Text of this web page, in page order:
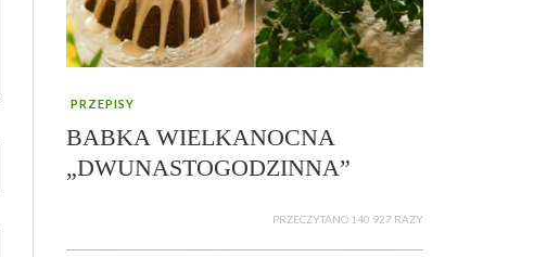
PRZEPISY
BABKA WIELKANOCNA
„DWUNASTOGODZINNA”
PRZECZYTANO 140 927 RAZY